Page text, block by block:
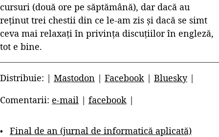
cursuri (două ore pe săptămână), dar dacă au
reținut trei chestii din ce le-am zis și dacă se simt
ceva mai relaxați în privința discuțiilor în engleză,
tot e bine.
Distribuie: | Mastodon | Facebook | Bluesky|
Comentarii: e-mail | facebook |
Final de an (jurnal de informatică aplicată)